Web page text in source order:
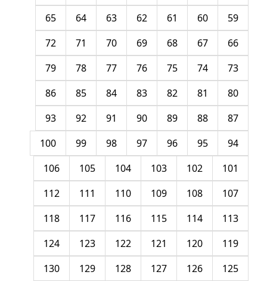
59
60
61
62
63
64
65
66
67
68
69
70
71
72
73
74
75
76
77
78
79
80
81
82
83
84
85
86
87
88
89
90
91
92
93
94
95
96
97
98
99
100
101
102
103
104
105
106
107
108
109
110
111
112
113
114
115
116
117
118
119
120
121
122
123
124
125
126
127
128
129
130